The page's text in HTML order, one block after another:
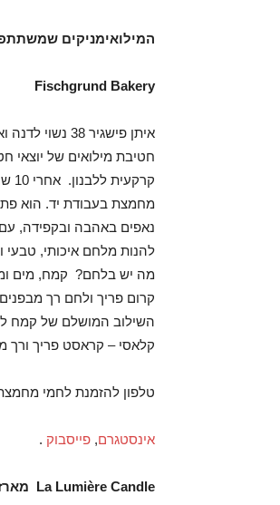
המילואימניקים שמשתתפים בחמישי
Fischgrund Bakery
נאפים באהבה ובקפידה,
להנות מלחם איכותי, טבעי
מה יש בלחם? קמח, מים
קרום פריך ולחם רך
קלאסי – קראסט פריך ורך
טלפון להזמנת לחמי מחמצת: 050-
אינסטגרם, פייסבוק .
La Lumière Candle מארזי פניני שעווה